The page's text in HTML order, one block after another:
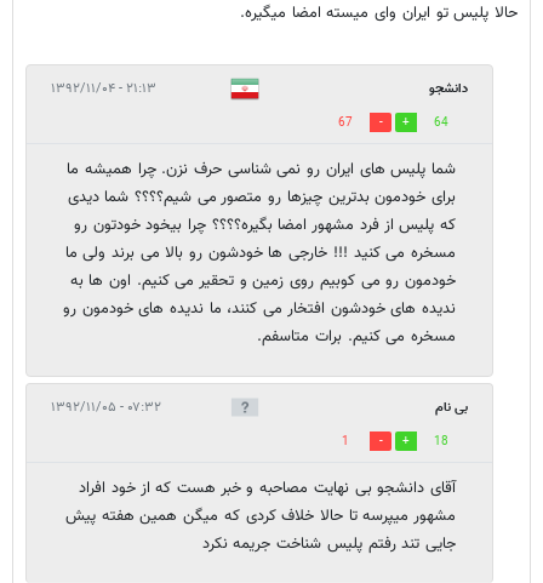
حالا پلیس تو ایران وای میسته امضا میگیره.
دانشجو ۲۱:۱۳ - ۱۳۹۲/۱۱/۰۴
64
67
شما پلیس های ایران رو نمی شناسی حرف نزن. چرا همیشه ما
برای خودمون بدترین چیزها رو متصور می شیم؟؟؟؟ شما دیدی
که پلیس از فرد مشهور امضا بگیره؟؟؟؟ چرا بیخود خودتون رو
مسخره می کنید !!! خارجی ها خودشون رو بالا می برند ولی ما
خودمون رو می کوبیم روی زمین و تحقیر می کنیم. اون ها به
ندیده های خودشون افتخار می کنند، ما ندیده های خودمون رو
مسخره می کنیم. برات متاسفم.
بی نام ۰۷:۳۲ - ۱۳۹۲/۱۱/۰۵
18
1
آقای دانشجو بی نهایت مصاحبه و خبر هست که از خود افراد
مشهور میپرسه تا حالا خلاف کردی که میگن همین هفته پیش
جایی تند رفتم پلیس شناخت جریمه نکرد